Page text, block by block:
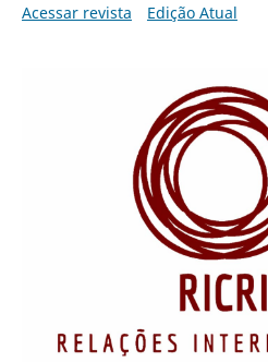
Acessar revista
Edição Atual